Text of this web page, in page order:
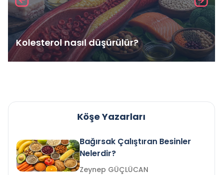
Kolesterol nasıl düşürülür?
Köşe Yazarları
Bağırsak Çalıştıran Besinler
Nelerdir?
Zeynep GÜÇLÜCAN